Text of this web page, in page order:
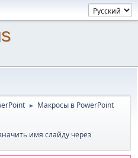
► Макросы в PowerPoint
имя слайду через